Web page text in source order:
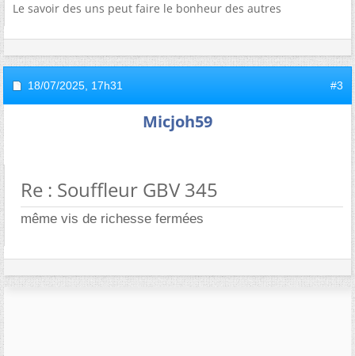
Le savoir des uns peut faire le bonheur des autres
18/07/2025, 17h31 #3
Micjoh59
Re : Souffleur GBV 345
même vis de richesse fermées